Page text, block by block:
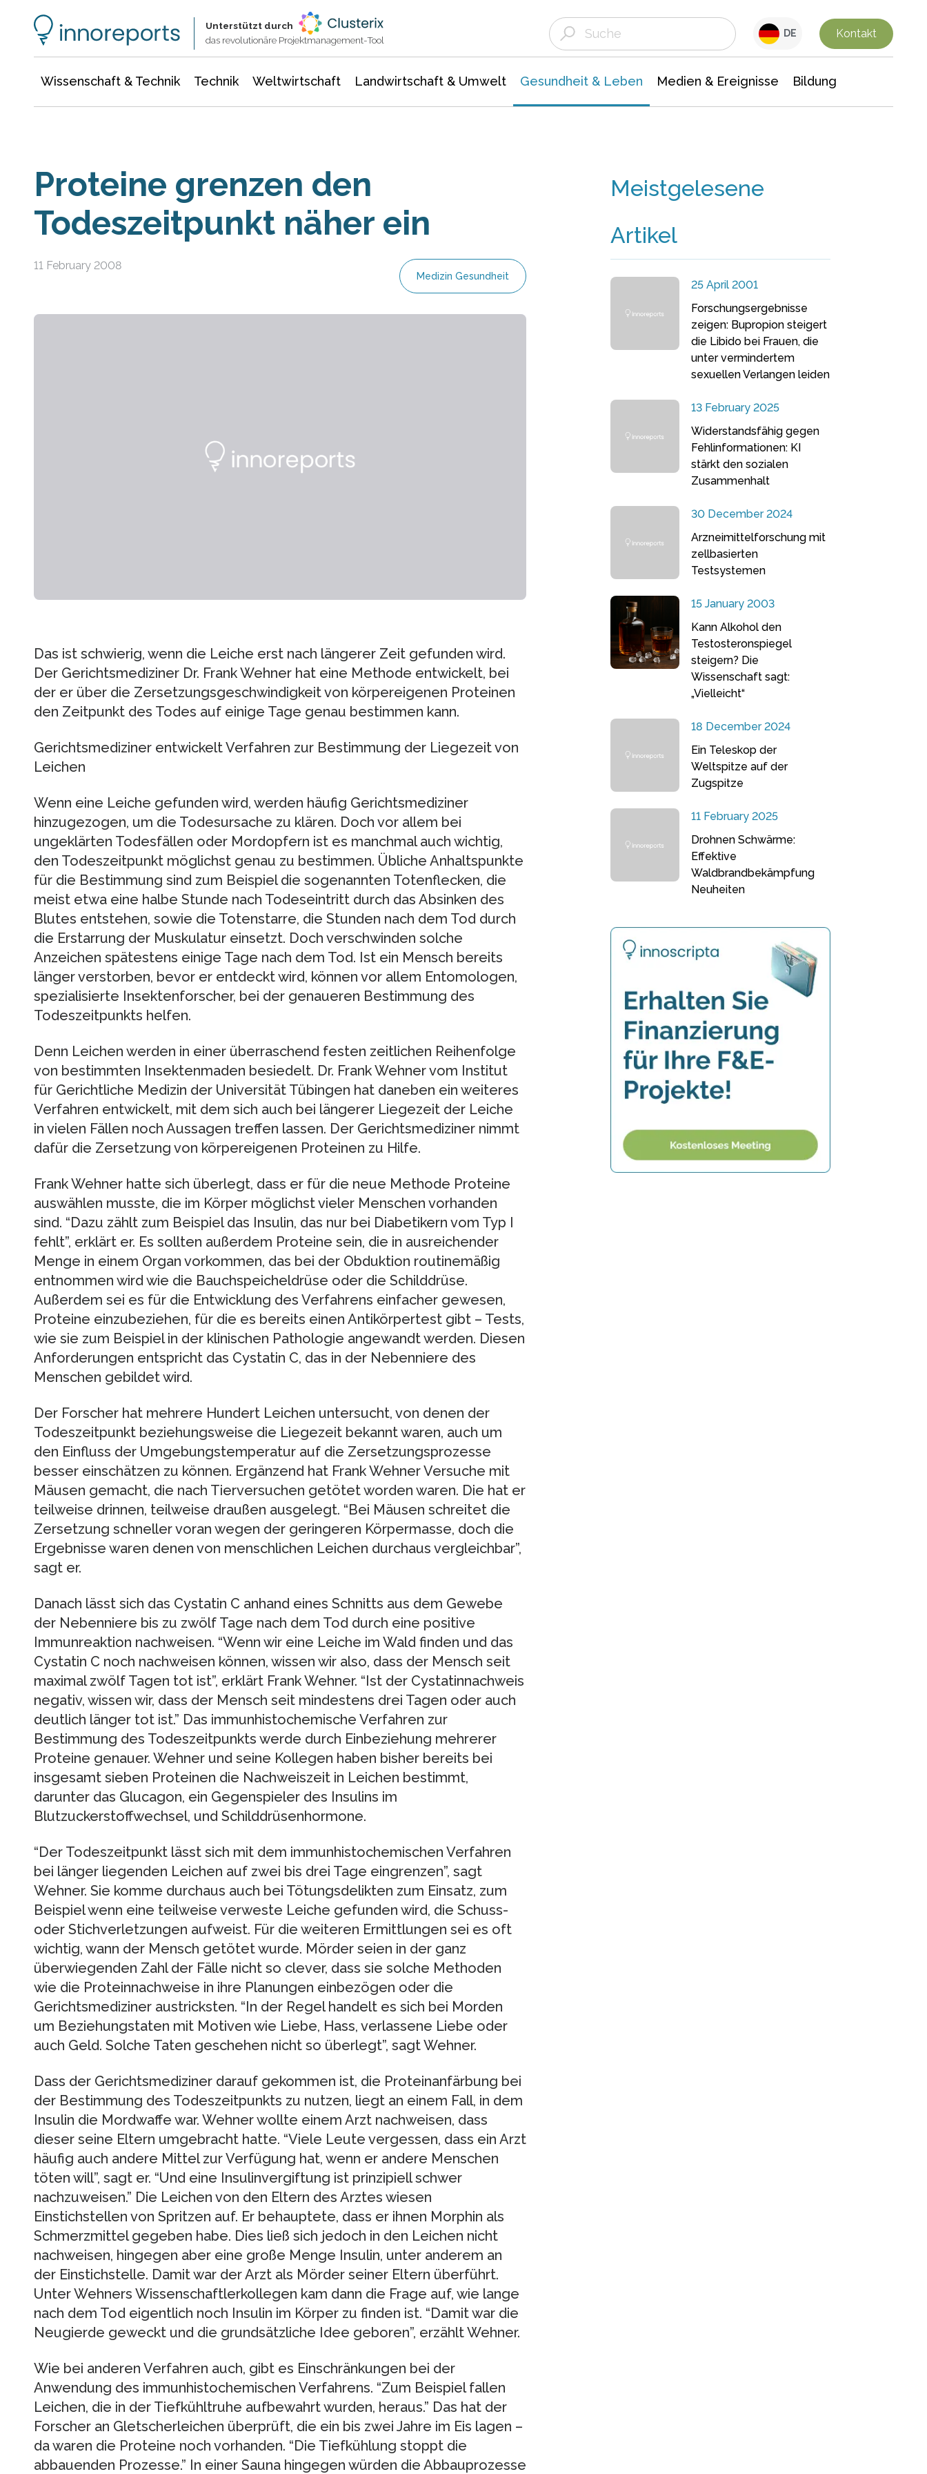
Unterstützt durch
das revolutionäre Projektmanagement-Tool
DE Kontakt
Wissenschaft & Technik Technik Weltwirtschaft Landwirtschaft & Umwelt Gesundheit & Leben Medien & Ereignisse Bildung
Proteine grenzen den
Todeszeitpunkt näher ein
11 February 2008
Medizin Gesundheit
Das ist schwierig, wenn die Leiche erst nach längerer Zeit gefunden wird.
Der Gerichtsmediziner Dr. Frank Wehner hat eine Methode entwickelt, bei
der er über die Zersetzungsgeschwindigkeit von körpereigenen Proteinen
den Zeitpunkt des Todes auf einige Tage genau bestimmen kann.
Gerichtsmediziner entwickelt Verfahren zur Bestimmung der Liegezeit von
Leichen
Wenn eine Leiche gefunden wird, werden häufig Gerichtsmediziner
hinzugezogen, um die Todesursache zu klären. Doch vor allem bei
ungeklärten Todesfällen oder Mordopfern ist es manchmal auch wichtig,
den Todeszeitpunkt möglichst genau zu bestimmen. Übliche Anhaltspunkte
für die Bestimmung sind zum Beispiel die sogenannten Totenflecken, die
meist etwa eine halbe Stunde nach Todeseintritt durch das Absinken des
Blutes entstehen, sowie die Totenstarre, die Stunden nach dem Tod durch
die Erstarrung der Muskulatur einsetzt. Doch verschwinden solche
Anzeichen spätestens einige Tage nach dem Tod. Ist ein Mensch bereits
länger verstorben, bevor er entdeckt wird, können vor allem Entomologen,
spezialisierte Insektenforscher, bei der genaueren Bestimmung des
Todeszeitpunkts helfen.
Denn Leichen werden in einer überraschend festen zeitlichen Reihenfolge
von bestimmten Insektenmaden besiedelt. Dr. Frank Wehner vom Institut
für Gerichtliche Medizin der Universität Tübingen hat daneben ein weiteres
Verfahren entwickelt, mit dem sich auch bei längerer Liegezeit der Leiche
in vielen Fällen noch Aussagen treffen lassen. Der Gerichtsmediziner nimmt
dafür die Zersetzung von körpereigenen Proteinen zu Hilfe.
Frank Wehner hatte sich überlegt, dass er für die neue Methode Proteine
auswählen musste, die im Körper möglichst vieler Menschen vorhanden
sind. “Dazu zählt zum Beispiel das Insulin, das nur bei Diabetikern vom Typ I
fehlt”, erklärt er. Es sollten außerdem Proteine sein, die in ausreichender
Menge in einem Organ vorkommen, das bei der Obduktion routinemäßig
entnommen wird wie die Bauchspeicheldrüse oder die Schilddrüse.
Außerdem sei es für die Entwicklung des Verfahrens einfacher gewesen,
Proteine einzubeziehen, für die es bereits einen Antikörpertest gibt – Tests,
wie sie zum Beispiel in der klinischen Pathologie angewandt werden. Diesen
Anforderungen entspricht das Cystatin C, das in der Nebenniere des
Menschen gebildet wird.
Der Forscher hat mehrere Hundert Leichen untersucht, von denen der
Todeszeitpunkt beziehungsweise die Liegezeit bekannt waren, auch um
den Einfluss der Umgebungstemperatur auf die Zersetzungsprozesse
besser einschätzen zu können. Ergänzend hat Frank Wehner Versuche mit
Mäusen gemacht, die nach Tierversuchen getötet worden waren. Die hat er
teilweise drinnen, teilweise draußen ausgelegt. “Bei Mäusen schreitet die
Zersetzung schneller voran wegen der geringeren Körpermasse, doch die
Ergebnisse waren denen von menschlichen Leichen durchaus vergleichbar”,
sagt er.
Danach lässt sich das Cystatin C anhand eines Schnitts aus dem Gewebe
der Nebenniere bis zu zwölf Tage nach dem Tod durch eine positive
Immunreaktion nachweisen. “Wenn wir eine Leiche im Wald finden und das
Cystatin C noch nachweisen können, wissen wir also, dass der Mensch seit
maximal zwölf Tagen tot ist”, erklärt Frank Wehner. “Ist der Cystatinnachweis
negativ, wissen wir, dass der Mensch seit mindestens drei Tagen oder auch
deutlich länger tot ist.” Das immunhistochemische Verfahren zur
Bestimmung des Todeszeitpunkts werde durch Einbeziehung mehrerer
Proteine genauer. Wehner und seine Kollegen haben bisher bereits bei
insgesamt sieben Proteinen die Nachweiszeit in Leichen bestimmt,
darunter das Glucagon, ein Gegenspieler des Insulins im
Blutzuckerstoffwechsel, und Schilddrüsenhormone.
“Der Todeszeitpunkt lässt sich mit dem immunhistochemischen Verfahren
bei länger liegenden Leichen auf zwei bis drei Tage eingrenzen”, sagt
Wehner. Sie komme durchaus auch bei Tötungsdelikten zum Einsatz, zum
Beispiel wenn eine teilweise verweste Leiche gefunden wird, die Schuss-
oder Stichverletzungen aufweist. Für die weiteren Ermittlungen sei es oft
wichtig, wann der Mensch getötet wurde. Mörder seien in der ganz
überwiegenden Zahl der Fälle nicht so clever, dass sie solche Methoden
wie die Proteinnachweise in ihre Planungen einbezögen oder die
Gerichtsmediziner austricksten. “In der Regel handelt es sich bei Morden
um Beziehungstaten mit Motiven wie Liebe, Hass, verlassene Liebe oder
auch Geld. Solche Taten geschehen nicht so überlegt”, sagt Wehner.
Dass der Gerichtsmediziner darauf gekommen ist, die Proteinanfärbung bei
der Bestimmung des Todeszeitpunkts zu nutzen, liegt an einem Fall, in dem
Insulin die Mordwaffe war. Wehner wollte einem Arzt nachweisen, dass
dieser seine Eltern umgebracht hatte. “Viele Leute vergessen, dass ein Arzt
häufig auch andere Mittel zur Verfügung hat, wenn er andere Menschen
töten will”, sagt er. “Und eine Insulinvergiftung ist prinzipiell schwer
nachzuweisen.” Die Leichen von den Eltern des Arztes wiesen
Einstichstellen von Spritzen auf. Er behauptete, dass er ihnen Morphin als
Schmerzmittel gegeben habe. Dies ließ sich jedoch in den Leichen nicht
nachweisen, hingegen aber eine große Menge Insulin, unter anderem an
der Einstichstelle. Damit war der Arzt als Mörder seiner Eltern überführt.
Unter Wehners Wissenschaftlerkollegen kam dann die Frage auf, wie lange
nach dem Tod eigentlich noch Insulin im Körper zu finden ist. “Damit war die
Neugierde geweckt und die grundsätzliche Idee geboren”, erzählt Wehner.
Wie bei anderen Verfahren auch, gibt es Einschränkungen bei der
Anwendung des immunhistochemischen Verfahrens. “Zum Beispiel fallen
Leichen, die in der Tiefkühltruhe aufbewahrt wurden, heraus.” Das hat der
Forscher an Gletscherleichen überprüft, die ein bis zwei Jahre im Eis lagen –
da waren die Proteine noch vorhanden. “Die Tiefkühlung stoppt die
abbauenden Prozesse.” In einer Sauna hingegen würden die Abbauprozesse
Meistgelesene
Artikel
25 April 2001
Forschungsergebnisse
zeigen: Bupropion steigert
die Libido bei Frauen, die
unter vermindertem
sexuellen Verlangen leiden
13 February 2025
Widerstandsfähig gegen
Fehlinformationen: KI
stärkt den sozialen
Zusammenhalt
30 December 2024
Arzneimittelforschung mit
zellbasierten
Testsystemen
15 January 2003
Kann Alkohol den
Testosteronspiegel
steigern? Die
Wissenschaft sagt:
„Vielleicht“
18 December 2024
Ein Teleskop der
Weltspitze auf der
Zugspitze
11 February 2025
Drohnen Schwärme:
Effektive
Waldbrandbekämpfung
Neuheiten